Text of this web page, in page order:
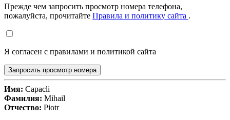
Прежде чем запросить просмотр номера телефона,
пожалуйста, прочитайте Правила и политику сайта .
Я согласен с правилами и политикой сайта
Запросить просмотр номера
Имя: Capacli
Фамилия: Mihail
Отчество: Piotr